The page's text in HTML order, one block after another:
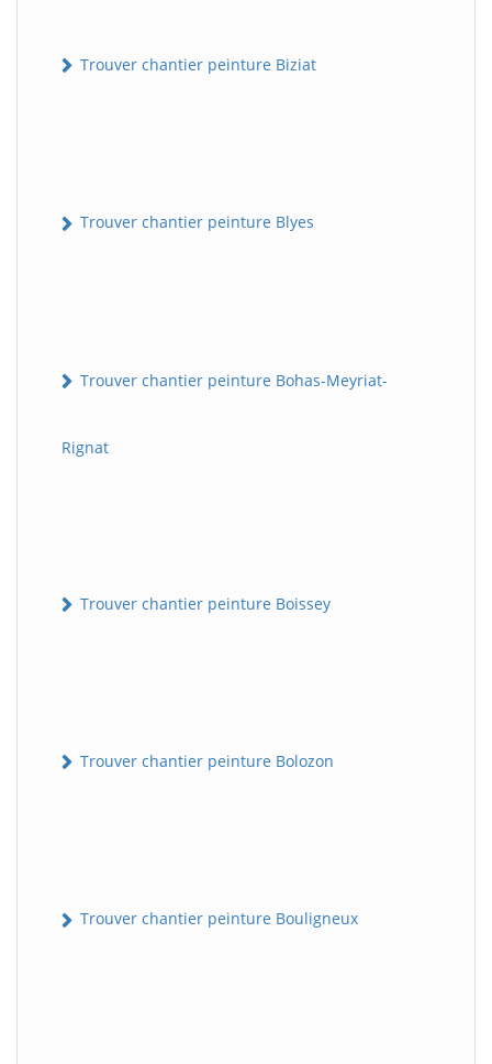
Trouver chantier peinture Biziat
Trouver chantier peinture Blyes
Trouver chantier peinture Bohas-Meyriat-
Rignat
Trouver chantier peinture Boissey
Trouver chantier peinture Bolozon
Trouver chantier peinture Bouligneux